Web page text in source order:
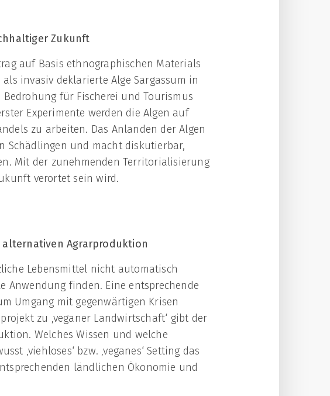
Zukunft
auf Basis ethnographischen Materials
invasiv deklarierte Alge Sargassum in
für Fischerei und Tourismus
Experimente werden die Algen auf
zu arbeiten. Das Anlanden der Algen
Schädlingen und macht diskutierbar,
Mit der zunehmenden Territorialisierung
verortet sein wird.
alternativen Agrarproduktion
Lebensmittel nicht automatisch
Anwendung finden. Eine entsprechende
Umgang mit gegenwärtigen Krisen
zu ‚veganer Landwirtschaft‘ gibt der
Welches Wissen und welche
‚viehloses‘ bzw. ‚veganes‘ Setting das
ländlichen Ökonomie und